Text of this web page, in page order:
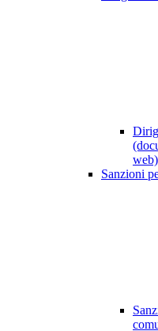
web)
Sanzioni